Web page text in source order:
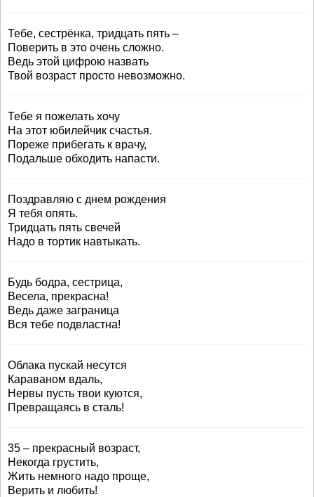
Тебе, сестрёнка, тридцать пять –
Поверить в это очень сложно.
Ведь этой цифрою назвать
Твой возраст просто невозможно.
Тебе я пожелать хочу
На этот юбилейчик счастья.
Пореже прибегать к врачу,
Подальше обходить напасти.
Поздравляю с днем рождения
Я тебя опять.
Тридцать пять свечей
Надо в тортик навтыкать.
Будь бодра, сестрица,
Весела, прекрасна!
Ведь даже заграница
Вся тебе подвластна!
Облака пускай несутся
Караваном вдаль,
Нервы пусть твои куются,
Превращаясь в сталь!
35 – прекрасный возраст,
Некогда грустить,
Жить немного надо проще,
Верить и любить!